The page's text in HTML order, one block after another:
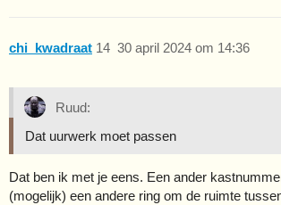
chi_kwadraat 30 april 2024 om 14:36
14
Ruud:
Dat uurwerk moet passen
Dat ben ik met je eens. Een ander
(mogelijk) een andere ring om de ruimte